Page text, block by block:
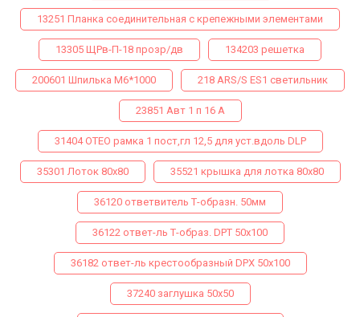
13251 Планка соединительная с крепежными элементами
13305 ЩРв-П-18 прозр/дв 134203 решетка
200601 Шпилька М6*1000 218 ARS/S ES1 светильник
23851 Авт 1 п 16 А
31404 ОТЕО рамка 1 пост,гл 12,5 для уст.вдоль DLP
35301 Лоток 80х80 35521 крышка для лотка 80х80
36120 ответвитель Т-образн. 50мм
36122 ответ-ль Т-образ. DPТ 50х100
36182 ответ-ль крестообразный DPX 50х100
37240 заглушка 50х50